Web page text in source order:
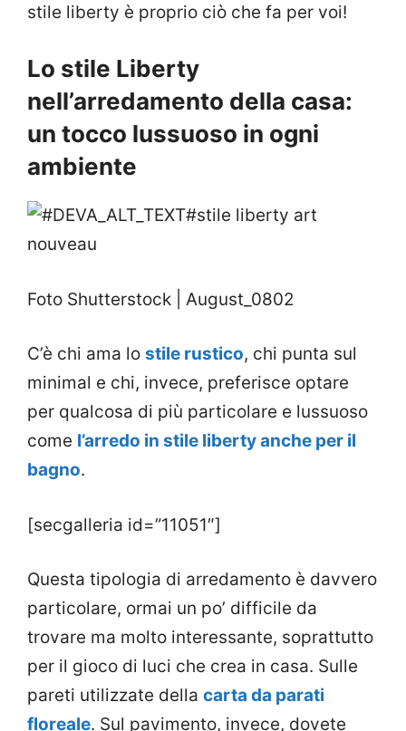
stile liberty è proprio ciò che fa per voi!
Lo stile Liberty
nell’arredamento della casa:
un tocco lussuoso in ogni
ambiente
Foto Shutterstock | August_0802
C’è chi ama lo stile rustico, chi punta sul
minimal e chi, invece, preferisce optare
per qualcosa di più particolare e lussuoso
come l’arredo in stile liberty anche per il
bagno.
[secgalleria id=”11051″]
Questa tipologia di arredamento è davvero
particolare, ormai un po’ difficile da
trovare ma molto interessante, soprattutto
per il gioco di luci che crea in casa. Sulle
pareti utilizzate della carta da parati
floreale. Sul pavimento, invece, dovete